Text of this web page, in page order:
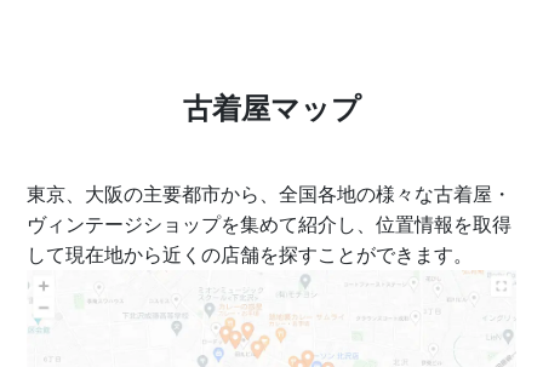
古着屋マップ
東京、大阪の主要都市から、全国各地の様々な古着屋・
ヴィンテージショップを集めて紹介し、位置情報を取得
して現在地から近くの店舗を探すことができます。